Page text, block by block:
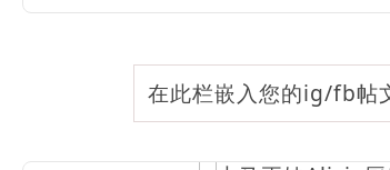
在此栏嵌入您的ig/fb帖